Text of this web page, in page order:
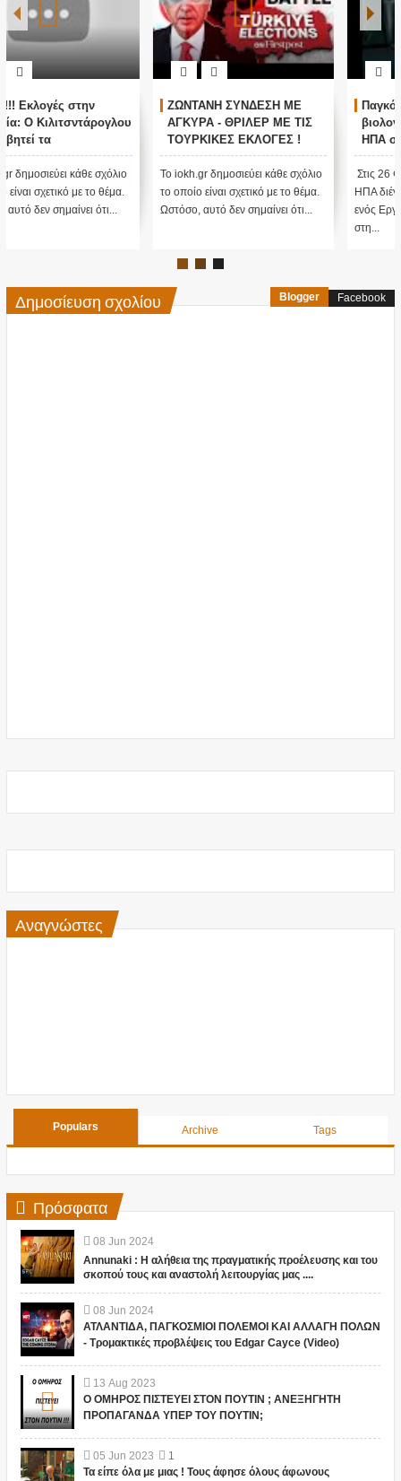
ΖΩΝΤΑΝΗ ΣΥΝΔΕΣΗ ΜΕ
ΑΓΚΥΡΑ - ΘΡΙΛΕΡ ΜΕ ΤΙΣ
ΤΟΥΡΚΙΚΕΣ ΕΚΛΟΓΕΣ !
Το iokh.gr δημοσιεύει κάθε σχόλιο
το οποίο είναι σχετικό με το θέμα.
Ωστόσο, αυτό δεν σημαίνει ότι...
Παγκόσμιο σοκ για
βιολογικά εργαστήρια των
ΗΠΑ στην Ουκρανία
Στις 26 Φεβρουαρίου 2022, οι
ΗΠΑ διέγραψαν όλα τα έγγραφα
ενός Εργαστηρίου Βιοόπλων τους
Δημοσίευση σχολίου Blogger Facebook
Αναγνώστες
Populars Archive Tags
Πρόσφατα
08 Jun 2024
Annunaki : Η αλήθεια της πραγματικής προέλευσης και του
σκοπού τους και αναστολή λειτουργίας μας ....
08 Jun 2024
ΑΤΛΑΝΤΙΔΑ, ΠΑΓΚΟΣΜΙΟΙ ΠΟΛΕΜΟΙ ΚΑΙ ΑΛΛΑΓΗ ΠΟΛΩΝ
- Τρομακτικές προβλέψεις του Edgar Cayce (Video)
13 Aug 2023
Ο ΟΜΗΡΟΣ ΠΙΣΤΕΥΕΙ ΣΤΟΝ ΠΟΥΤΙΝ ; ΑΝΕΞΗΓΗΤΗ
ΠΡΟΠΑΓΑΝΔΑ ΥΠΕΡ ΤΟΥ ΠΟΥΤΙΝ;
05 Jun 2023
1
Τα είπε όλα με μιας ! Τους άφησε όλους άφωνους